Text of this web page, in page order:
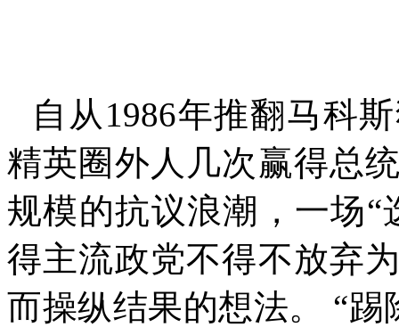
自从 1986年推翻马科
精英圈外人几次赢得总
规模的抗议浪潮，一场“
得主流政党不得不放弃
而操纵结果的想法。 “